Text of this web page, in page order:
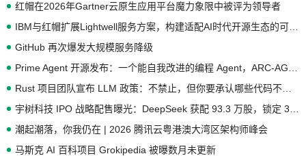
红帽在2026年Gartner云原生应用平台魔力象限中被评为领导者
GitHub 再次爆发大规模服务降级
潮起潮落，你我仍在 | 2026 腾讯云粤港澳大湾区架构师峰会
马斯克 AI 百科项目 Grokipedia 被曝数月未更新